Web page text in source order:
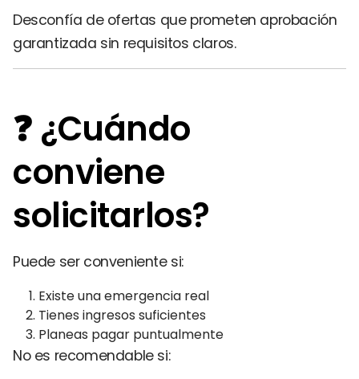
Desconfía de ofertas que prometen aprobación
garantizada sin requisitos claros.
❓ ¿Cuándo
conviene
solicitarlos?
Puede ser conveniente si:
Existe una emergencia real
Tienes ingresos suficientes
Planeas pagar puntualmente
No es recomendable si: